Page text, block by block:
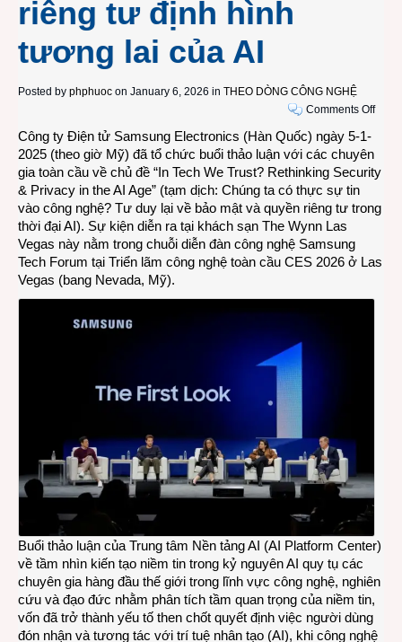
riêng tư định hình
tương lai của AI
Posted by phphuoc on January 6, 2026 in THEO DÒNG CÔNG NGHỆ
Comments Offon
thảo
về
tin,
Công ty Điện tử Samsung Electronics (Hàn Quốc) ngày 5-1-
2025 (theo giờ Mỹ) đã tổ chức buổi thảo luận với các chuyên
gia toàn cầu về chủ đề “In Tech We Trust? Rethinking Security
& Privacy in the AI Age” (tạm dịch: Chúng ta có thực sự tin
vào công nghệ? Tư duy lại về bảo mật và quyền riêng tư trong
thời đại AI). Sự kiện diễn ra tại khách sạn The Wynn Las
Vegas này nằm trong chuỗi diễn đàn công nghệ Samsung
Tech Forum tại Triển lãm công nghệ toàn cầu CES 2026 ở Las
Vegas (bang Nevada, Mỹ).
Buổi thảo luận của Trung tâm Nền tảng AI (AI Platform Center)
về tầm nhìn kiến tạo niềm tin trong kỷ nguyên AI quy tụ các
chuyên gia hàng đầu thế giới trong lĩnh vực công nghệ, nghiên
cứu và đạo đức nhằm phân tích tầm quan trọng của niềm tin,
vốn đã trở thành yếu tố then chốt quyết định việc người dùng
đón nhận và tương tác với trí tuệ nhân tạo (AI), khi công nghệ